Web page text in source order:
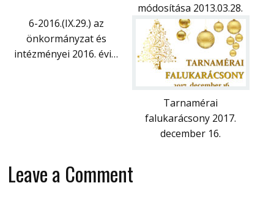
módosítása 2013.03.28.
6-2016.(IX.29.) az
önkormányzat és
intézményei 2016. évi…
Tarnamérai
falukarácsony 2017.
december 16.
Leave a Comment